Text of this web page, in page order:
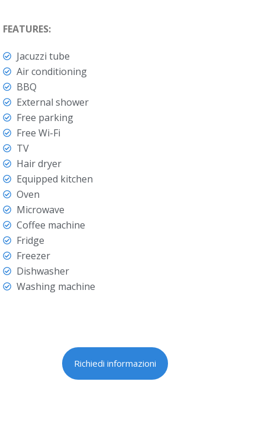
FEATURES:
Jacuzzi tube
Air conditioning
BBQ
External shower
Free parking
Free Wi-Fi
TV
Hair dryer
Equipped kitchen
Oven
Microwave
Coffee machine
Fridge
Freezer
Dishwasher
Washing machine
Richiedi informazioni